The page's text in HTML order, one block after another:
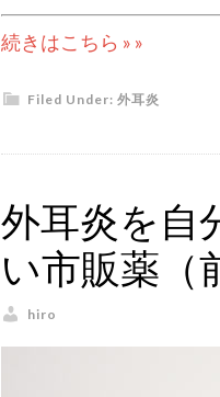
続きはこちら » »
Filed Under: 外耳炎
外耳炎を自
い市販薬（
hiro